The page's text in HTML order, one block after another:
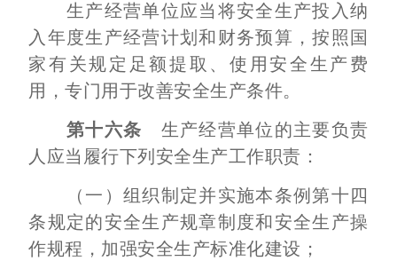
生产经营单位应当将安全生产投入纳
入年度生产经营计划和财务预算，按照国
家有关规定足额提取、使用安全生产费
用，专门用于改善安全生产条件。
第十六条 生产经营单位的主要负责
人应当履行下列安全生产工作职责：
（一）组织制定并实施本条例第十四
条规定的安全生产规章制度和安全生产操
作规程，加强安全生产标准化建设；